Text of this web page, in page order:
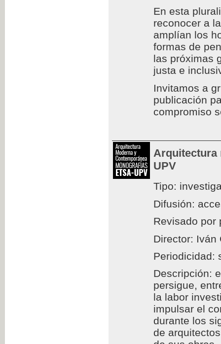
En esta
reconocer a
amplían los
formas de
las próximas
justa e
Invitamos a
publicación
compromiso
Arquitectura
UPV
Tipo:
Difusión:
Revisado por
Director: Iván
Periodicidad:
Descripción:
persigue,
la labor
impulsar el
durante los
de